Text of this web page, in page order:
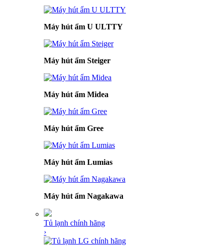
Máy hút ẩm U ULTTY
Máy hút ẩm Steiger
Máy hút ẩm Midea
Máy hút ẩm Gree
Máy hút ẩm Lumias
Máy hút ẩm Nagakawa
Tủ lạnh chính hãng
›